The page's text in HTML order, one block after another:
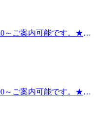
やすいお時間となってま
、確実にご案内可能で
ステラス二俣川店です。
い、身体が疲れたという
いようです。エアコンの
だけでも、ムシムシとし
われる温度】室温22～
りとした服、速乾性のあ
が有効です。暑い日の対
～ご案内可能です。★ペ
希望の場合は、午前中～
時間となってます。事前
ご案内可能です。皆様の
俣川店です。暑い日が続
れなど当店の施術は
ます！お身体全体をケア
、もしくは腰が疲れてい
～ご案内可能です。★ペ
希望の場合は、午前中～
時間となってます。事前